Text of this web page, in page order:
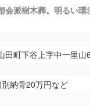
会派樹木葬。明るい
田町下谷上字中一里山6
納骨20万円など